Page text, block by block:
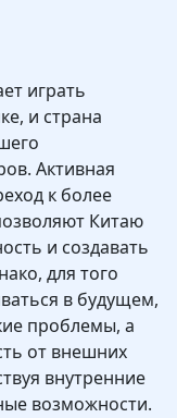
играть
и страна
Активная
к более
Китаю
и создавать
для того
в будущем,
проблемы, а
от внешних
внутренние
возможности.